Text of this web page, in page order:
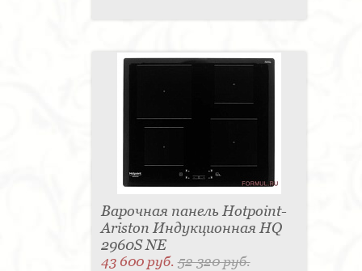
Варочная панель Hotpoint-
Ariston Индукционная HQ
2960S NE
43 600 руб.52 320 руб.